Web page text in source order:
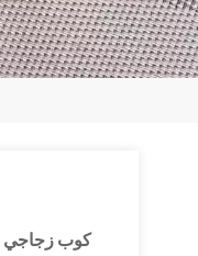
كوب زجاجي